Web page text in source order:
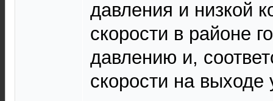
давления и низкой
скорости в районе
давлению и,
скорости на выходе